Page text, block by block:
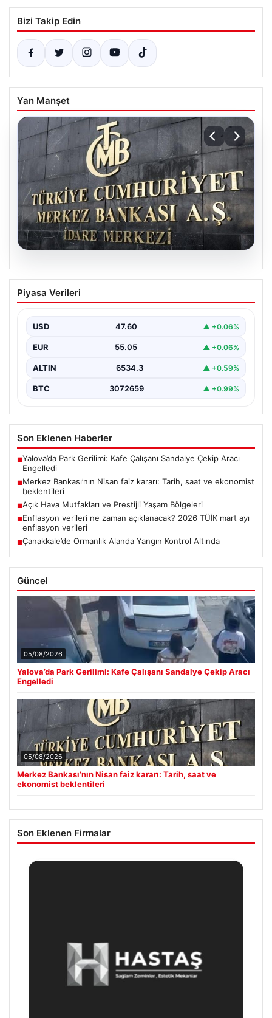
Bizi Takip Edin
Yan Manşet
05.08.2026
Merkez Bankası’nın Nisan faiz kararı:
Tarih, saat ve ekonomist beklentileri
Kurulu, nisan ayı faiz kararını açıklamak üzere
toplanıyor.…
Piyasa Verileri
USD 47.60 ▲ +0.06%
EUR 55.05 ▲ +0.06%
ALTIN 6534.3 ▲ +0.59%
BTC 3072659 ▲ +0.99%
Son Eklenen Haberler
■Yalova’da Park Gerilimi: Kafe Çalışanı Sandalye Çekip Aracı
Engelledi
■Merkez Bankası’nın Nisan faiz kararı: Tarih, saat ve ekonomist
beklentileri
■Açık Hava Mutfakları ve Prestijli Yaşam Bölgeleri
■Enflasyon verileri ne zaman açıklanacak? 2026 TÜİK mart ayı
enflasyon verileri
■Çanakkale’de Ormanlık Alanda Yangın Kontrol Altında
Güncel
05/08/2026
Yalova’da Park Gerilimi: Kafe Çalışanı Sandalye Çekip Aracı
Engelledi
05/08/2026
Merkez Bankası’nın Nisan faiz kararı: Tarih, saat ve
ekonomist beklentileri
Son Eklenen Firmalar